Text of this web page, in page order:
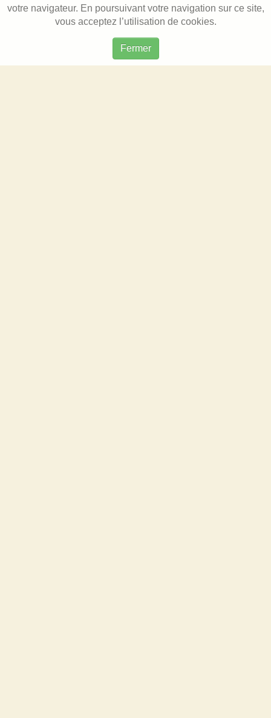
votre navigateur. En poursuivant votre navigation sur ce site,
vous acceptez l’utilisation de cookies.
Fermer